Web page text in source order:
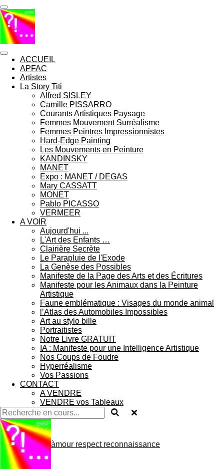
Passer
au
contenu
principal
ACCUEIL
APFAC
Artistes
La Story Titi
Alfred SISLEY
Camille PISSARRO
Courants Artistiques Paysage
Femmes Mouvement Surréalisme
Femmes Peintres Impressionnistes
Hard-Edge Painting
Les Mouvements en Peinture
KANDINSKY
MANET
Expo : MANET / DEGAS
Mary CASSATT
MONET
Pablo PICASSO
VERMEER
A VOIR
Aujourd'hui ...
L'Art des Enfants …
Clairière Secrète
Le Parapluie de l'Exode
La Genèse des Possibles
Manifeste de la Page des Arts et des Écritures
Manifeste pour les Animaux dans la Peinture
Artistique
Faune emblématique : Visages du monde animal
l’Atlas des Automobiles Impossibles
Art au stylo bille
Portraitistes
Notre Livre GRATUIT
IA : Manifeste pour une Intelligence Artistique
Nos Coups de Foudre
Hyperréalisme
Vos Passions
CONTACT
A VENDRE
VENDRE vos Tableaux
àmour respect reconnaissance